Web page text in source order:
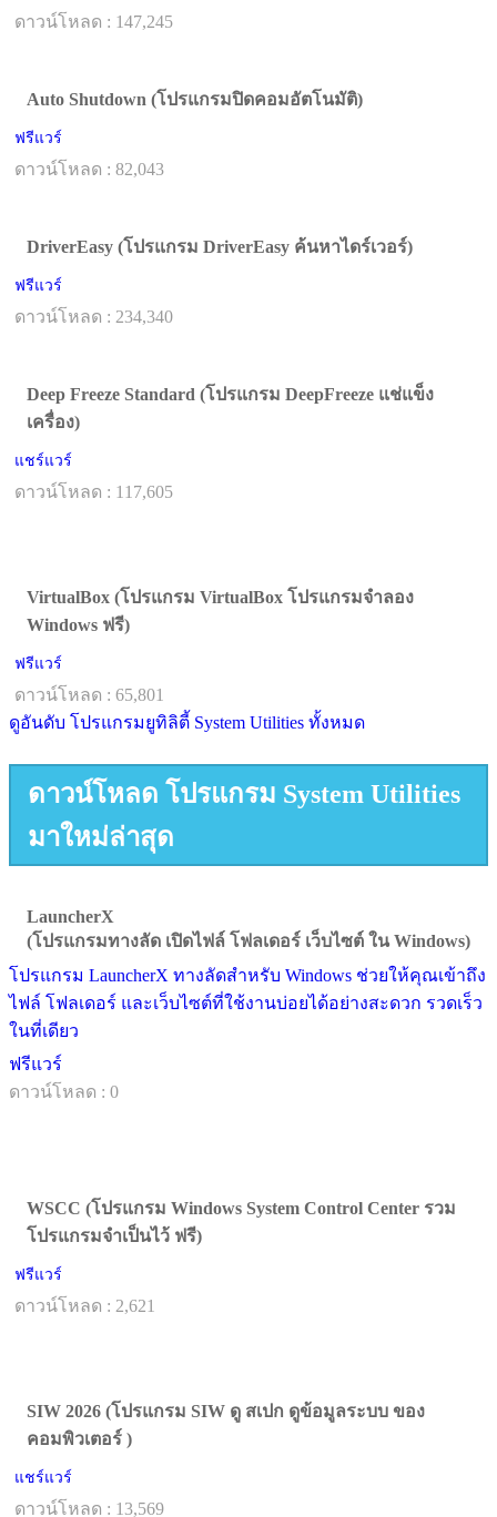
ดาวน์โหลด : 147,245
Auto Shutdown (โปรแกรมปิดคอมอัตโนมัติ)
ฟรีแวร์
ดาวน์โหลด : 82,043
DriverEasy (โปรแกรม DriverEasy ค้นหาไดร์เวอร์)
ฟรีแวร์
ดาวน์โหลด : 234,340
Deep Freeze Standard (โปรแกรม DeepFreeze แช่แข็ง
เครื่อง)
แชร์แวร์
ดาวน์โหลด : 117,605
VirtualBox (โปรแกรม VirtualBox โปรแกรมจำลอง
Windows ฟรี)
ฟรีแวร์
ดาวน์โหลด : 65,801
ดูอันดับ โปรแกรมยูทิลิตี้ System Utilities ทั้งหมด
ดาวน์โหลด โปรแกรม System Utilities
มาใหม่ล่าสุด
LauncherX
(โปรแกรมทางลัด เปิดไฟล์ โฟลเดอร์ เว็บไซต์ ใน Windows)
โปรแกรม LauncherX ทางลัดสำหรับ Windows ช่วยให้คุณเข้าถึง
ไฟล์ โฟลเดอร์ และเว็บไซต์ที่ใช้งานบ่อยได้อย่างสะดวก รวดเร็ว
ในที่เดียว
ฟรีแวร์
ดาวน์โหลด : 0
WSCC (โปรแกรม Windows System Control Center รวม
โปรแกรมจำเป็นไว้ ฟรี)
ฟรีแวร์
ดาวน์โหลด : 2,621
SIW 2026 (โปรแกรม SIW ดู สเปก ดูข้อมูลระบบ ของ
คอมพิวเตอร์ )
แชร์แวร์
ดาวน์โหลด : 13,569